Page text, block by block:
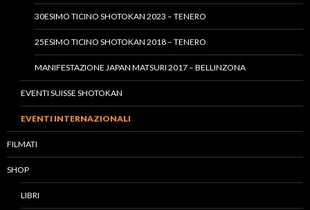
30ESIMO TICINO SHOTOKAN 2023 – TENERO
25ESIMO TICINO SHOTOKAN 2018 – TENERO
MANIFESTAZIONE JAPAN MATSURI 2017 – BELLINZONA
EVENTI SUISSE SHOTOKAN
EVENTI INTERNAZIONALI
FILMATI
SHOP
LIBRI